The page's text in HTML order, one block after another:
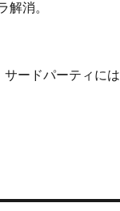
解消。
サードパーティには